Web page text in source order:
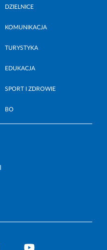
DZIELNICE
KOMUNIKACJA
TURYSTYKA
EDUKACJA
SPORT I ZDROWIE
BO